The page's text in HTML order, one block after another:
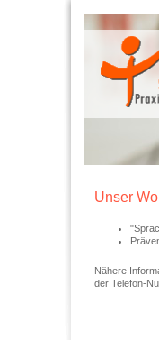
Unser
Nähere
der Telefon-